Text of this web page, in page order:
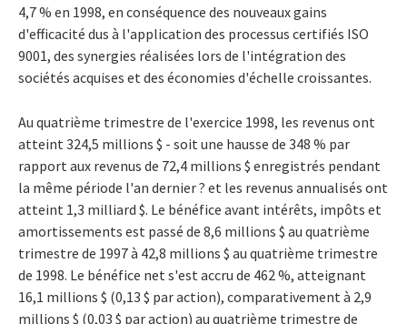
4,7 % en 1998, en conséquence des nouveaux gains
d'efficacité dus à l'application des processus certifiés ISO
9001, des synergies réalisées lors de l'intégration des
sociétés acquises et des économies d'échelle croissantes.
Au quatrième trimestre de l'exercice 1998, les revenus ont
atteint 324,5 millions $ - soit une hausse de 348 % par
rapport aux revenus de 72,4 millions $ enregistrés pendant
la même période l'an dernier ? et les revenus annualisés ont
atteint 1,3 milliard $. Le bénéfice avant intérêts, impôts et
amortissements est passé de 8,6 millions $ au quatrième
trimestre de 1997 à 42,8 millions $ au quatrième trimestre
de 1998. Le bénéfice net s'est accru de 462 %, atteignant
16,1 millions $ (0,13 $ par action), comparativement à 2,9
millions $ (0,03 $ par action) au quatrième trimestre de